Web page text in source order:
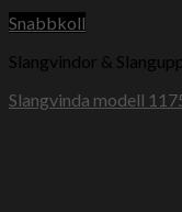
Snabbkoll
Slangvindor &
Slangvinda modell